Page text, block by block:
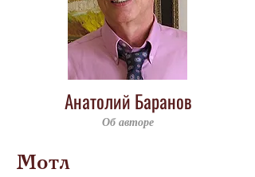
Анатолий Баранов
Об авторе
Мотл